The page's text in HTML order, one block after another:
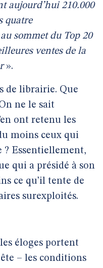
aujourd’hui 210.000
quatre
sommet du Top 20
ventes de la
».
de librairie. Que
ne le sait
ont retenu les
moins ceux qui
Essentiellement,
qui a présidé à son
ce qu’il tente de
surexploités.
éloges portent
– les conditions